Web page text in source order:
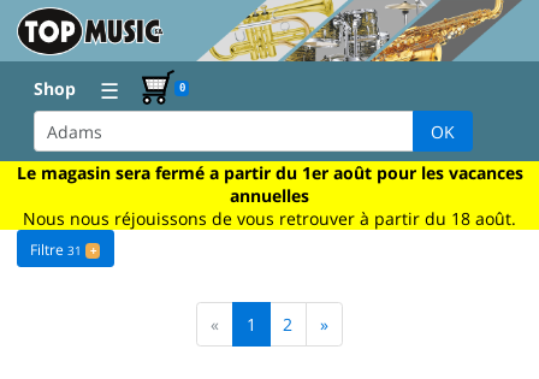
Shop ☰ 0
OK
Le magasin sera fermé a partir du 1er août pour les vacances
annuelles
Nous nous réjouissons de vous retrouver à partir du 18 août.
Filtre31 +
« 1 2 »